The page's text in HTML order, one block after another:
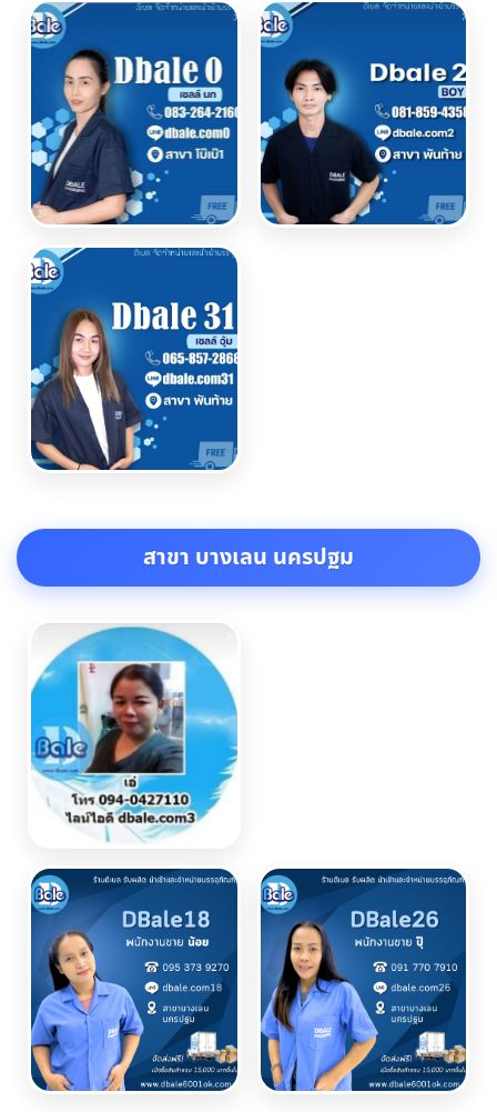
สาขา บางเลน นครปฐม